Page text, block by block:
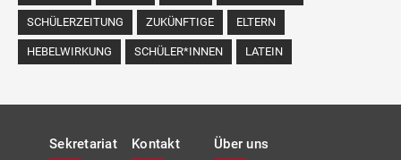
SCHÜLERZEITUNG ZUKÜNFTIGE ELTERN
HEBELWIRKUNG SCHÜLER*INNEN LATEIN
Sekretariat Kontakt Über uns